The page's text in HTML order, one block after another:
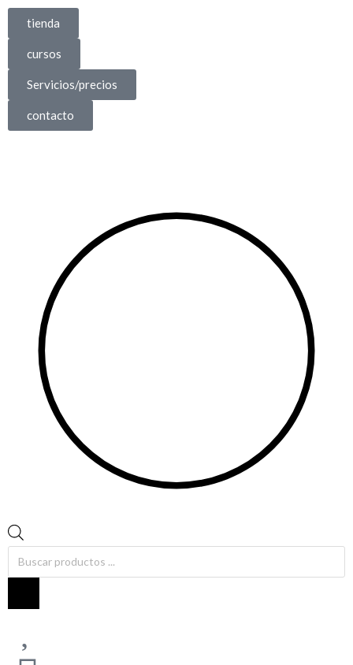
tienda
cursos
Servicios/precios
contacto